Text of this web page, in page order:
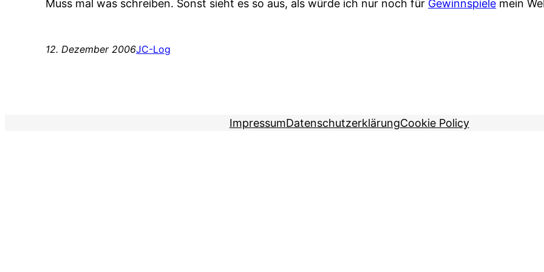
Muss mal was schreiben. Sonst sieht es so aus, als würde ich nur noch für Gewinnspiele mein
12. Dezember 2006JC-Log
ImpressumDatenschutzerklärungCookie Policy